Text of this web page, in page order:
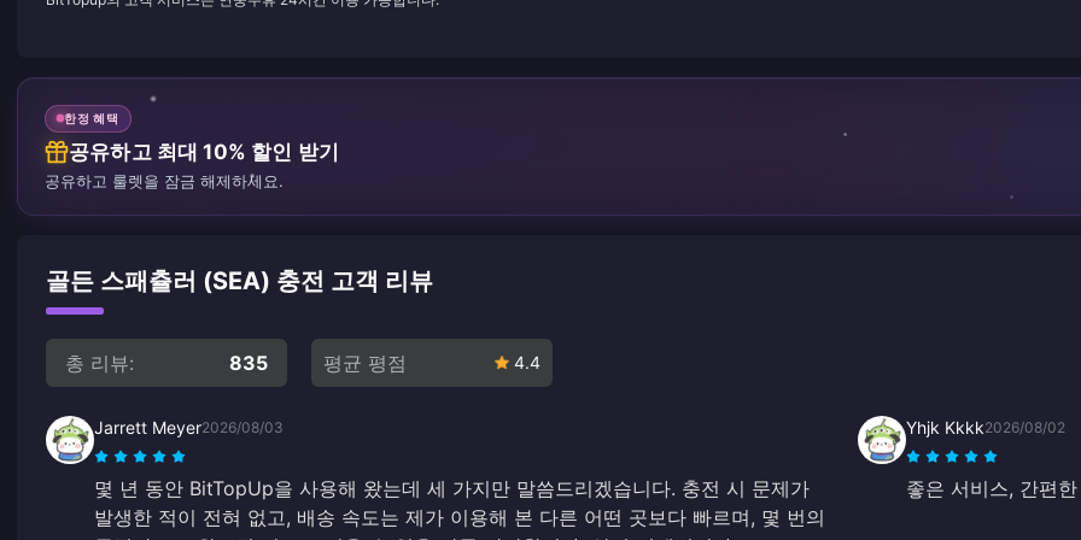
한정 혜택
공유하고 최대 10% 할인 받기
공유하고 룰렛을 잠금 해제하세요.
골든 스패츌러 (SEA) 충전 고객 리뷰
총 리뷰: 835 평균 평점 4.4
Jarrett Meyer2026/08/03
몇 년 동안 BitTopUp을 사용해 왔는데 세 가지만 말씀드리겠습니다. 충전 시 문제가
발생한 적이 전혀 없고, 배송 속도는 제가 이용해 본 다른 어떤 곳보다 빠르며, 몇 번의
Yhjk Kkkk2026/08/02
좋은 서비스, 간편